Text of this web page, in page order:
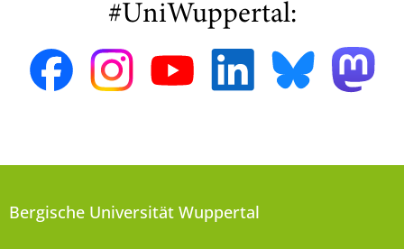
#UniWuppertal:
Bergische Universität Wuppertal